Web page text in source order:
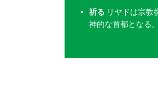
祈る リヤドは宗教
神的な首都となる